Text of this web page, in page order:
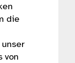
die
von